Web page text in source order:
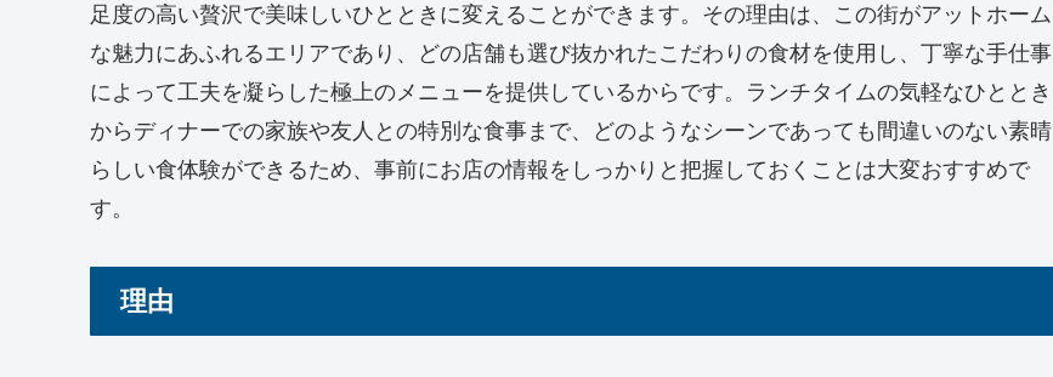
足度の高い贅沢で美味しいひとときに変えることができます。その理由は、この街がアットホーム
な魅力にあふれるエリアであり、どの店舗も選び抜かれたこだわりの食材を使用し、丁寧な手仕事
によって工夫を凝らした極上のメニューを提供しているからです。ランチタイムの気軽なひととき
からディナーでの家族や友人との特別な食事まで、どのようなシーンであっても間違いのない素晴
らしい食体験ができるため、事前にお店の情報をしっかりと把握しておくことは大変おすすめで
す。
理由